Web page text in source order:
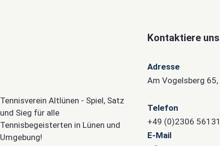
Tennisverein Altlünen - Spiel, Satz
und Sieg für alle
Tennisbegeisterten in Lünen und
Umgebung!
Kontaktiere uns
Adresse
Am Vogelsberg
Telefon
+49 (0)2306
E-Mail